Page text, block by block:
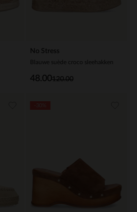
No Stress
Blauwe suède croco sleehakken
120.00
48.00